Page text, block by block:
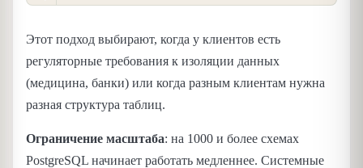
Этот подход выбирают, когда у клиентов есть
регуляторные требования к изоляции данных
(медицина, банки) или когда разным клиентам нужна
разная структура таблиц.
Ограничение масштаба: на 1000 и более схемах
PostgreSQL начинает работать медленнее. Системные